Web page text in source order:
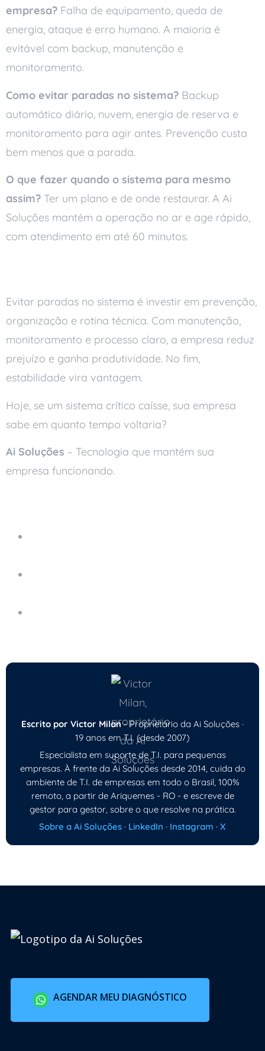
empresa? Falha de equipamento, queda de
energia, ataque e erro humano. A maioria é
evitável com backup, manutenção e
monitoramento.
Como evitar paradas no sistema? Backup
automático diário, nuvem, energia de reserva e
monitoramento para agir antes. Prevenção custa
bem menos que a parada.
O que fazer quando o sistema para mesmo
assim? Ter um plano e de onde restaurar. A Ai
Soluções mantém a operação no ar e age rápido,
com atendimento em até 60 minutos.
Evitar paradas no sistema é investir em prevenção,
organização e rotina técnica. Com manutenção,
monitoramento e processo claro, a empresa reduz
prejuízo e ganha produtividade. No fim,
estabilidade vira vantagem.
Hoje, se um sistema crítico caísse, sua empresa
sabe em quanto tempo voltaria?
Ai Soluções – Tecnologia que mantém sua
empresa funcionando.
Escrito por Victor Milan- Proprietário da Ai Soluções ·
19 anos em T.I. (desde 2007)
Especialista em suporte de T.I. para pequenas
empresas. À frente da Ai Soluções desde 2014, cuida do
ambiente de T.I. de empresas em todo o Brasil, 100%
remoto, a partir de Ariquemes - RO - e escreve de
gestor para gestor, sobre o que resolve na prática.
Sobre a Ai Soluções · LinkedIn · Instagram · X
AGENDAR MEU DIAGNÓSTICO